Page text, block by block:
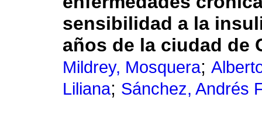
sensibilidad a la
años de la ciudad de
Mildrey, Mosquera;
Liliana; Sánchez, Andrés